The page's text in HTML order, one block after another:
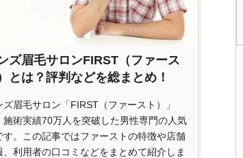
ズ眉毛サロンFIRST（ファース
とは？評判などを総まとめ！
ズ眉毛サロン「FIRST（ファースト）」
施術実績70万人を突破した男性専門の人気
す。この記事ではファーストの特徴や店舗
、利用者の口コミなどをまとめて紹介しま